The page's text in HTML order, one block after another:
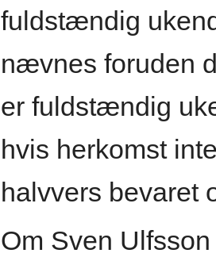
fuldstændig
nævnes foruden
er fuldstændig
hvis herkomst
halvvers bevaret
Om Sven